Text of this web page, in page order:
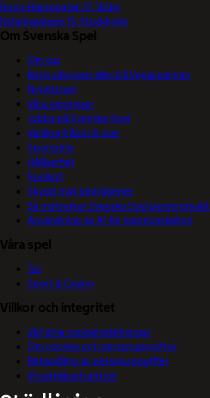
Norra Hansegatan 17, Visby
Katarinavägen 15, Stockholm
Om Svenska Spel
Om oss
Börja sälja spel eller bli Vegaspartner
Nyhetsrum
Våra logotyper
Jobba på Svenska Spel
Vanliga frågor & svar
Sponsring
Hållbarhet
Spelkoll
Skydd mot bedrägerier
Så motverkar Svenska Spel penningtvätt
Användning av AI för kommunikation
Våra spel
Tur
Sport & Casino
Villkor och integritet
Välj dina cookieinställningar
Om cookies och personuppgifter
Behandling av personuppgifter
Visselblåsarfunktion